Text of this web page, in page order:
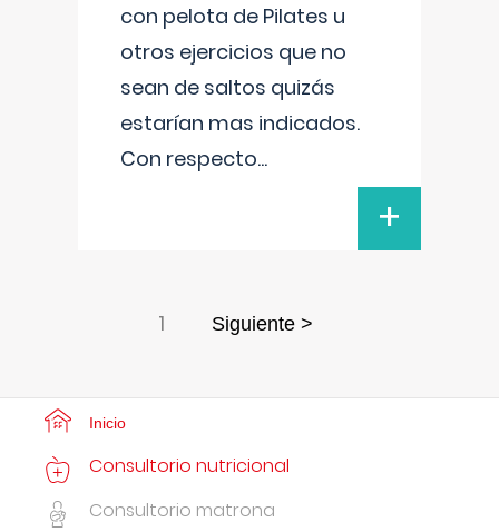
con pelota de Pilates u
otros ejercicios que no
sean de saltos quizás
estarían mas indicados.
Con respecto...
+
1 Siguiente >
Inicio
Consultorio nutricional
Consultorio matrona